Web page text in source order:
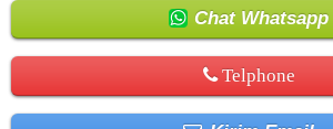
Chat Whatsapp
Telphone